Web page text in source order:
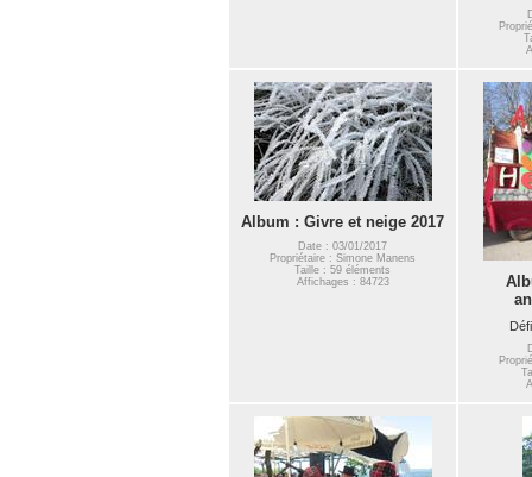
Album : Givre et neige 2017
Date : 03/01/2017
Propriétaire : Simone Manens
Taille : 59 éléments
Affichages : 84723